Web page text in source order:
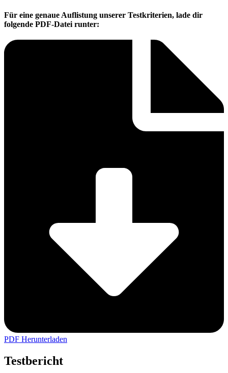
Für eine genaue Auflistung unserer Testkriterien, lade dir
folgende PDF-Datei runter:
PDF Herunterladen
Testbericht